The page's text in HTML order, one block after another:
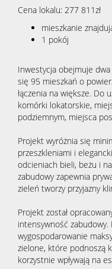
Cena lokalu: 277 811zł
mieszkanie
1 pokój
Inwestycja obejmuje
się 95 mieszkań o
łączenia na większe. Do
komórki lokatorskie,
podziemnym, miejsca
Projekt wyróżnia się
przeszkleniami i
odcieniach bieli, beżu i
zabudowy zapewnia
zieleń tworzy przyjazny
Projekt został
intensywność zabudowy.
wygospodarowanie
zielone, które podnoszą
korzystnie wpływają na